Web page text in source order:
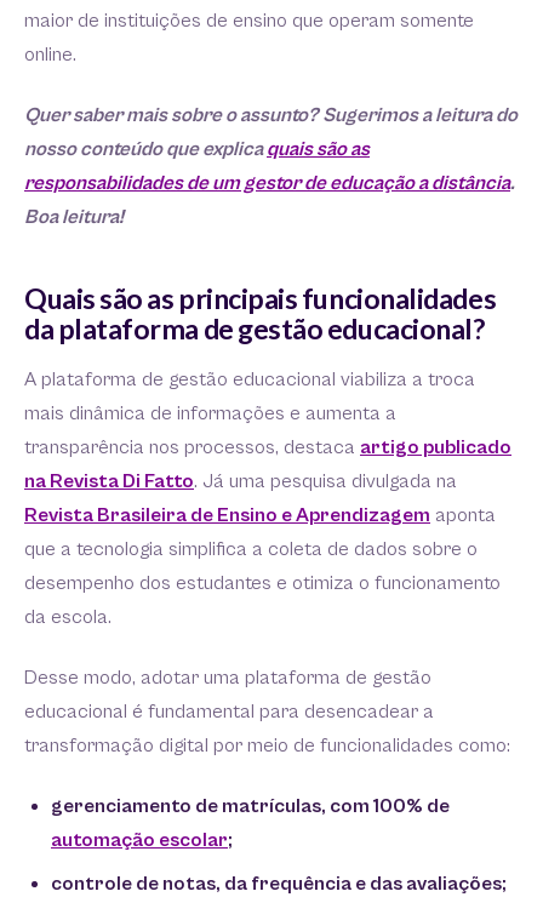
maior de instituições de ensino que operam somente
online.
Quer saber mais sobre o assunto? Sugerimos a leitura do
nosso conteúdo que explicaquais são as
responsabilidades de um gestor de educação a distância.
Boa leitura!
Quais são as principais funcionalidades
da plataforma de gestão educacional?
A plataforma de gestão educacional viabiliza a troca
mais dinâmica de informações e aumenta a
transparência nos processos, destaca artigo publicado
na Revista Di Fatto. Já uma pesquisa divulgada na
Revista Brasileira de Ensino e Aprendizagem aponta
que a tecnologia simplifica a coleta de dados sobre o
desempenho dos estudantes e otimiza o funcionamento
da escola.
Desse modo, adotar uma plataforma de gestão
educacional é fundamental para desencadear a
transformação digital por meio de funcionalidades como:
gerenciamento de matrículas, com 100% de
automação escolar;
controle de notas, da frequência e das avaliações;